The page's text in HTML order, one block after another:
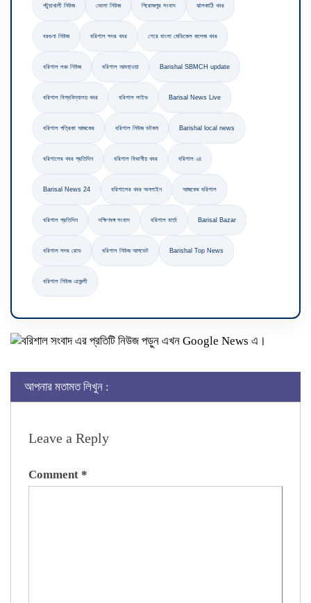
পটুয়াখালী নিউজ ভোলা নিউজ পিরোজপুর সংবাদ ঝালকাঠি খবর
বরগুনা নিউজ বরিশাল সদর খবর শেরে বাংলা মেডিকেল কলেজ খবর
বরিশাল লঞ্চ নিউজ বরিশাল আবহাওয়া Barishal SBMCH update
বরিশাল বিশ্ববিদ্যালয় খবর বরিশাল লাইভ Barisal News Live
বরিশাল পত্রিকা আজকের বরিশাল নিউজ ডটকম Barishal local news
বরিশালের খবর প্রতিদিন বরিশাল বিভাগীয় খবর বরিশাল ২৪
Barisal News 24 বরিশালের খবর অনলাইন আজকের বরিশাল
বরিশাল প্রতিদিন দক্ষিণবঙ্গ সংবাদ বরিশাল বার্তা Barisal Bazar
বরিশাল সদর রোড বরিশাল নিউজ আপডেট Barishal Top News
বরিশাল নিউজ এজেন্সী
আপনার মতামত লিখুন :
Leave a Reply
Comment *